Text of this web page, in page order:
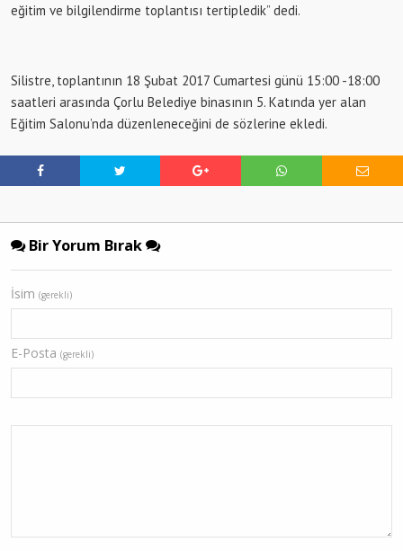
eğitim ve bilgilendirme toplantısı tertipledik” dedi.
Silistre, toplantının 18 Şubat 2017 Cumartesi günü 15:00 -18:00
saatleri arasında Çorlu Belediye binasının 5. Katında yer alan
Eğitim Salonu’nda düzenleneceğini de sözlerine ekledi.
Bir Yorum Bırak
İsim (gerekli)
E-Posta (gerekli)